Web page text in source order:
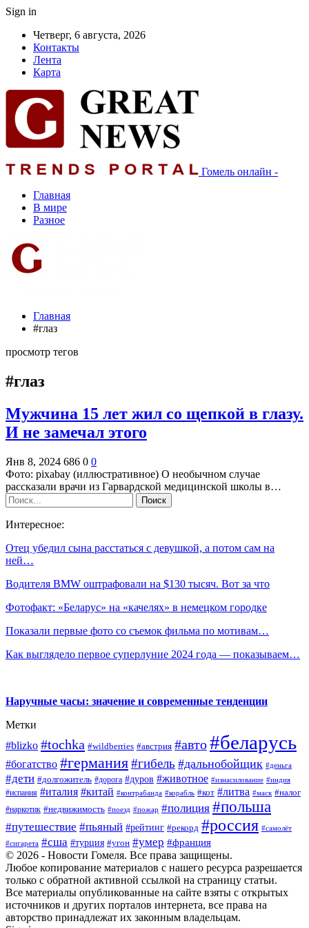
Sign in
Четверг, 6 августа, 2026
Контакты
Лента
Карта
Гомель онлайн -
Главная
В мире
Разное
Главная
#глаз
просмотр тегов
#глаз
Мужчина 15 лет жил со щепкой в глазу.
И не замечал этого
Янв 8, 2024 686 0 0
Фото: pixabay (иллюстративное) О необычном случае
рассказали врачи из Гарвардской медицинской школы в…
Интересное:
Отец убедил сына расстаться с девушкой, а потом сам на
ней…
Водителя BMW оштрафовали на $130 тысяч. Вот за что
Фотофакт: «Беларус» на «качелях» в немецком городке
Показали первые фото со съемок фильма по мотивам…
Как выглядело первое суперлуние 2024 года — показываем…
Наручные часы: значение и современные тенденции
Метки
#blizko #tochka #wildberries #австрия #авто#беларусь
#богатство #германия#гибель #дальнобойщик #деньга
#дети #долгожитель #дорога #дуров #животное #изнасилование #индия
#испания #италия #китай #контрабанда #корабль #кот #литва #маск #налог
#наркотик #недвижимость #поезд #пожар #полиция #польша
#путешествие #пьяный #рейтинг #рекорд #россия #самолёт
#сигарета #сша #турция #угон #умер #франция
© 2026 - Новости Гомеля. Все права защищены.
Любое копирование материалов с нашего ресурса разрешается
только с обратной активной ссылкой на страницу статьи.
Все материалы опубликованные на сайте взяты с открытых
источников и других порталов интернета, все права на
авторство принадлежат их законным владельцам.